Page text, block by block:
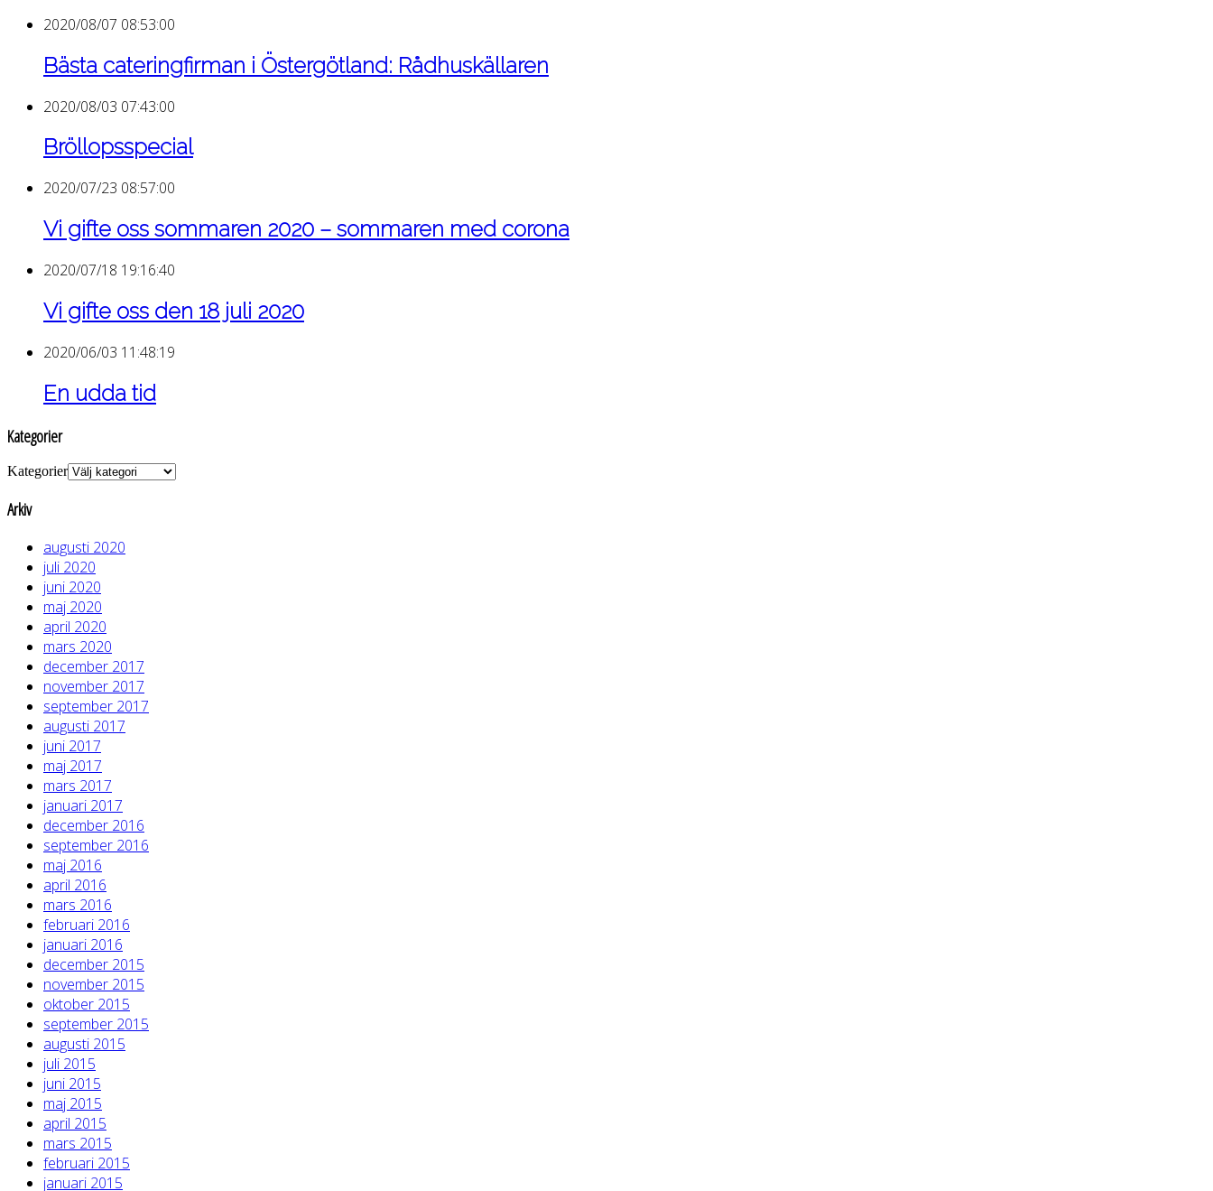
2020/08/07 08:53:00
Bästa cateringfirman i Östergötland: Rådhuskällaren
2020/08/03 07:43:00
Bröllopsspecial
2020/07/23 08:57:00
Vi gifte oss sommaren 2020 – sommaren med corona
2020/07/18 19:16:40
Vi gifte oss den 18 juli 2020
2020/06/03 11:48:19
En udda tid
Kategorier
Kategorier
Arkiv
augusti 2020
juli 2020
juni 2020
maj 2020
april 2020
mars 2020
december 2017
november 2017
september 2017
augusti 2017
juni 2017
maj 2017
mars 2017
januari 2017
december 2016
september 2016
maj 2016
april 2016
mars 2016
februari 2016
januari 2016
december 2015
november 2015
oktober 2015
september 2015
augusti 2015
juli 2015
juni 2015
maj 2015
april 2015
mars 2015
februari 2015
januari 2015